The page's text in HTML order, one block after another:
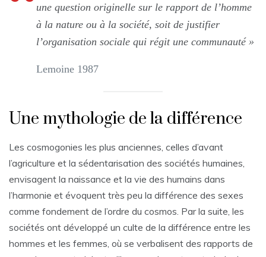
une question originelle sur le rapport de l’homme
à la nature ou à la société, soit de justifier
l’organisation sociale qui régit une communauté »
Lemoine 1987
Une mythologie de la différence
Les cosmogonies les plus anciennes, celles d’avant
l’agriculture et la sédentarisation des sociétés humaines,
envisagent la naissance et la vie des humains dans
l’harmonie et évoquent très peu la différence des sexes
comme fondement de l’ordre du cosmos. Par la suite, les
sociétés ont développé un culte de la différence entre les
hommes et les femmes, où se verbalisent des rapports de